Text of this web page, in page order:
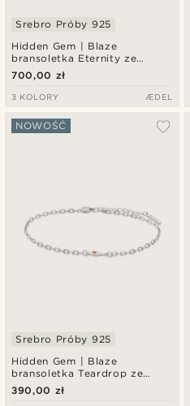
Hidden Gem | Blaze
bransoletka Eternity ze
srebra próby 925
Srebro Próby 925
700,00 zł
3 KOLORY ÆDEL
Hidden Gem | Blaze
bransoletka Teardrop ze
srebra próby 925
NOWOŚĆ
Srebro Próby 925
390,00 zł